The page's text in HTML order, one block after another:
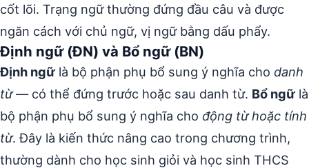
cốt lõi. Trạng ngữ thường đứng đầu câu và được
ngăn cách với chủ ngữ, vị ngữ bằng dấu phẩy.
Định ngữ (ĐN) và Bổ ngữ (BN)
Định ngữ là bộ phận phụ bổ sung ý nghĩa cho danh
từ— có thể đứng trước hoặc sau danh từ. Bổ ngữ là
bộ phận phụ bổ sung ý nghĩa cho động từ hoặc tính
từ. Đây là kiến thức nâng cao trong chương trình,
thường dành cho học sinh giỏi và học sinh THCS